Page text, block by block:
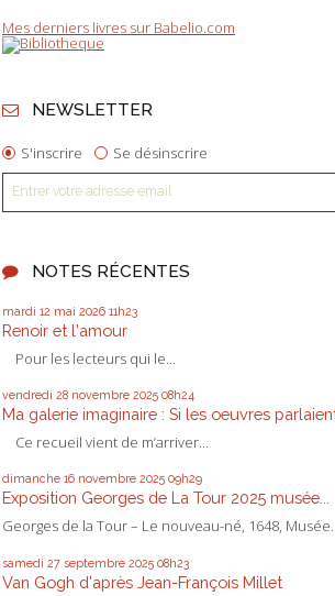
Mes derniers livres sur Babelio.com
NEWSLETTER
S'inscrire Se désinscrire
NOTES RÉCENTES
mardi 12 mai 2026 11h23
Renoir et l'amour
Pour les lecteurs qui le...
vendredi 28 novembre 2025 08h24
Ma galerie imaginaire : Si les oeuvres
Ce recueil vient de m’arriver...
dimanche 16 novembre 2025 09h29
Exposition Georges de La Tour 2025 musée...
Georges de la Tour – Le nouveau-né, 1648,
samedi 27 septembre 2025 08h23
Van Gogh d'après Jean-François Millet